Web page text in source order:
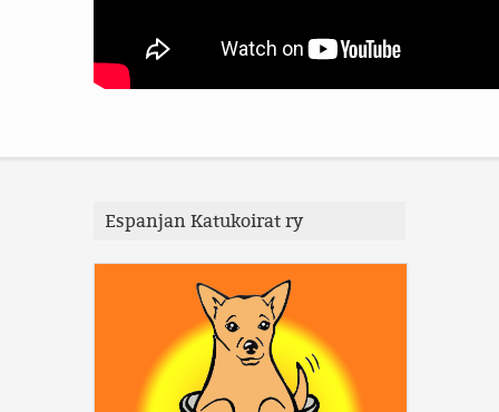
Espanjan Katukoirat ry